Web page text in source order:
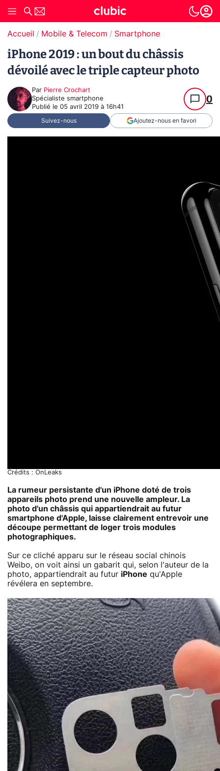
Accueil Mobile & Telecom Smartphone
iPhone 2019 : un bout du châssis
dévoilé avec le triple capteur photo
Par Pierre Crochart
Spécialiste smartphone
Publié le 05 avril 2019 à 16h41
0
Suivez-nous Ajoutez-nous en favori
Crédits : OnLeaks
La rumeur persistante d'un iPhone doté de trois
appareils photo prend une nouvelle ampleur. La
photo d'un châssis qui appartiendrait au futur
smartphone d'Apple, laisse clairement entrevoir une
découpe permettant de loger trois modules
photographiques.
Sur ce cliché apparu sur le réseau social chinois
Weibo, on voit ainsi un gabarit qui, selon l'auteur de la
photo, appartiendrait au futur iPhone qu'Apple
révélera en septembre.